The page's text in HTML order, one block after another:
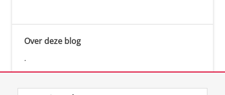
Over deze blog
.